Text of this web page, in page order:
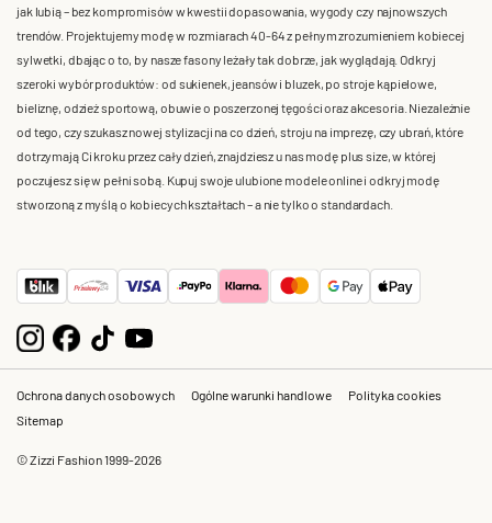
jak lubią – bez kompromisów w kwestii dopasowania, wygody czy najnowszych
trendów. Projektujemy modę w rozmiarach 40-64 z pełnym zrozumieniem kobiecej
sylwetki, dbając o to, by nasze fasony leżały tak dobrze, jak wyglądają. Odkryj
szeroki wybór produktów: od sukienek, jeansów i bluzek, po stroje kąpielowe,
bieliznę, odzież sportową, obuwie o poszerzonej tęgości oraz akcesoria. Niezależnie
od tego, czy szukasz nowej stylizacji na co dzień, stroju na imprezę, czy ubrań, które
dotrzymają Ci kroku przez cały dzień, znajdziesz u nas modę plus size, w której
poczujesz się w pełni sobą. Kupuj swoje ulubione modele online i odkryj modę
stworzoną z myślą o kobiecych kształtach – a nie tylko o standardach.
Ochrona danych osobowych Ogólne warunki handlowe
Polityka cookies
Sitemap
© Zizzi Fashion 1999-2026